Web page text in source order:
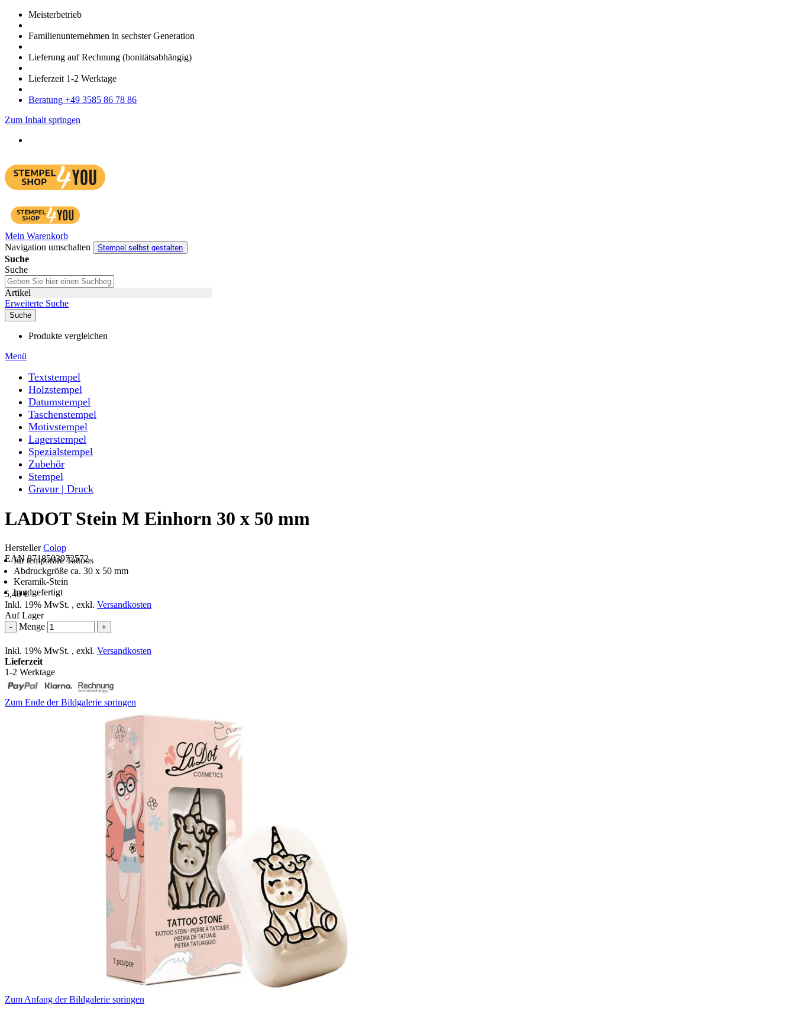
Meister­betrieb
Familien­unter­nehmen in sechster Gene­ration
Lieferung auf Rech­nung (bonitätsabhängig)
Liefer­zeit 1-2 Werk­tage
Bera­tung +49 3585 86 78 86
Zum Inhalt springen
Mein Warenkorb
Navigation umschalten
Stempel selbst gestalten
Suche
Suche
Artikel
Erweiterte Suche
Suche
Produkte vergleichen
Menü
Textstempel
Holzstempel
Datumstempel
Taschenstempel
Motivstempel
Lagerstempel
Spezialstempel
Zubehör
Stempel
Gravur | Druck
LADOT Stein M Einhorn 30 x 50 mm
HerstellerColop
EAN 8718503972572
für temporäre Tattoos
Abdruckgröße ca. 30 x 50 mm
Keramik-Stein
handgefertigt
5,40 €
Inkl. 19% MwSt. , exkl. Versandkosten
Auf Lager
- Menge +
Inkl. 19% MwSt. , exkl. Versandkosten
Lieferzeit
1-2 Werktage
Zum Ende der Bildgalerie springen
Zum Anfang der Bildgalerie springen